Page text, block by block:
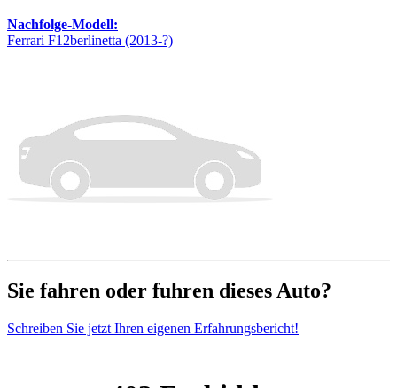
Nachfolge-Modell:
Ferrari F12berlinetta (2013-?)
Sie fahren oder fuhren dieses Auto?
Schreiben Sie jetzt Ihren eigenen Erfahrungsbericht!